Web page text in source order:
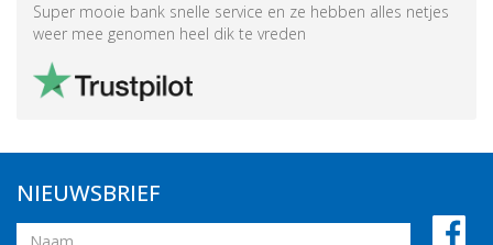
Super mooie bank snelle service en ze hebben alles netjes
weer mee genomen heel dik te vreden
NIEUWSBRIEF
Naam